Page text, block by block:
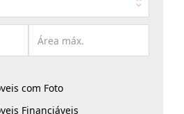
com Foto
Financiáveis